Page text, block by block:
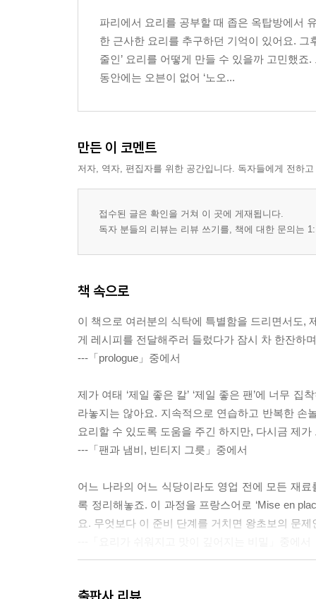
파리에서 요리를 공부할 때 좁은 옥탑방에서
한 근사한 요리를 추구하던 기억이 있어요. 그
줄인’ 요리를 어떻게 만들 수 있을까 고민했
동안에는 오븐이 없어 ‘노오...
만든 이 코멘트
저자, 역자, 편집자를 위한 공간입니다. 독자들에게 전하
접수된 글은 확인을 거쳐 이 곳에 게재됩니다.
독자 분들의 리뷰는 리뷰 쓰기를, 책에 대한 문의는
책 속으로
이 책으로 여러분의 식탁에 특별함을 드리면서도,
게 레시피를 전달해주러 들렀다가 잠시 차 한잔하
---「prologue」중에서
제가 여태 ‘제일 좋은 칼’ ‘제일 좋은 팬’에 너무
라놓지는 않아요. 지속적으로 연습하고 반복한 손
요리할 수 있도록 도움을 주긴 하지만, 다시금 제
---「팬과 냄비, 빈티지 그릇」중에서
어느 나라의 어느 식당이라도 영업 전에 모든 재
록 정리해놓죠. 이 과정을 프랑스어로 ‘Mise en
요. 무엇보다 이 준비 단계를 거치면 왕초보의 문
우연인가, 인연인가. 이런 우연이 어떻게 맞아떨